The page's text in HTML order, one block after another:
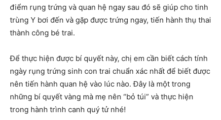
điểm rụng trứng và quan hệ ngay sau đó sẽ giúp cho tinh
trùng Y bơi đến và gặp được trứng ngay, tiến hành thụ thai
thành công bé trai.
Để thực hiện được bí quyết này, chị em cần biết cách tính
ngày rụng trứng sinh con trai chuẩn xác nhất để biết được
nên tiến hành quan hệ vào lúc nào. Đây là một trong
những bí quyết vàng mà mẹ nên “bỏ túi” và thực hiện
trong hành trình canh quý tử nhé!